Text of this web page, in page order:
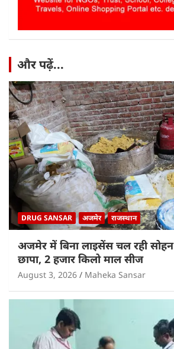
और पढ़ें...
DRUG SANSAR अजमेर राजस्थान
अजमेर में बिना लाइसेंस चल रही सोहन
छापा, 2 हजार किलो माल सीज
August 3, 2026 Maheka Sansar